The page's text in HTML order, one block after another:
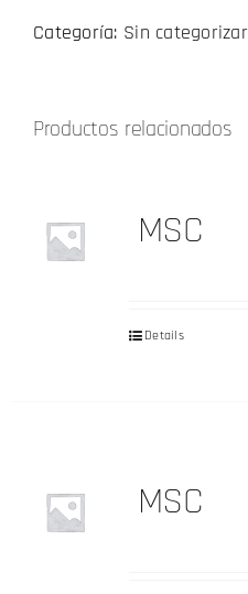
Categoría: Sin categorizar
Productos relacionados
MSC
Details
MSC